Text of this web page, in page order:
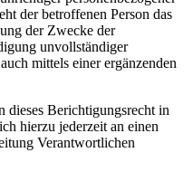
der betroffenen Person das
der Zwecke der
unvollständiger
mittels einer ergänzenden
dieses Berichtigungsrecht in
hierzu jederzeit an einen
Verantwortlichen